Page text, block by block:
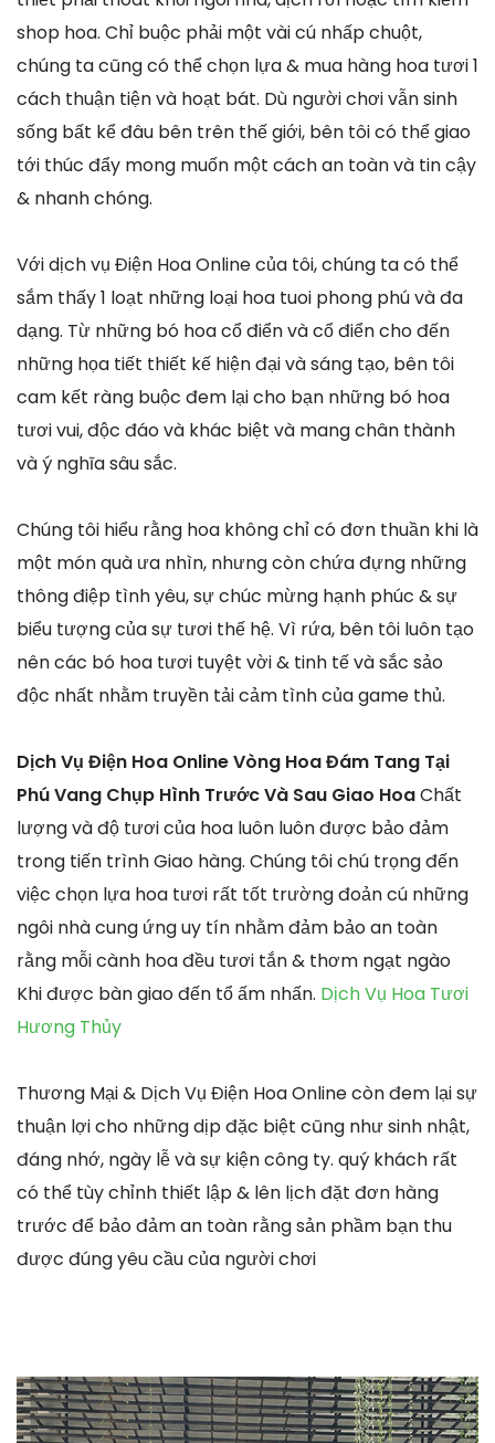
shop hoa. Chỉ buộc phải một vài cú nhấp chuột,
chúng ta cũng có thể chọn lựa & mua hàng hoa tươi 1
cách thuận tiện và hoạt bát. Dù người chơi vẫn sinh
sống bất kể đâu bên trên thế giới, bên tôi có thể giao
tới thúc đẩy mong muốn một cách an toàn và tin cậy
& nhanh chóng.
Với dịch vụ Điện Hoa Online của tôi, chúng ta có thể
sắm thấy 1 loạt những loại hoa tuoi phong phú và đa
dạng. Từ những bó hoa cổ điển và cổ điển cho đến
những họa tiết thiết kế hiện đại và sáng tạo, bên tôi
cam kết ràng buộc đem lại cho bạn những bó hoa
tươi vui, độc đáo và khác biệt và mang chân thành
và ý nghĩa sâu sắc.
Chúng tôi hiểu rằng hoa không chỉ có đơn thuần khi là
một món quà ưa nhìn, nhưng còn chứa đựng những
thông điệp tình yêu, sự chúc mừng hạnh phúc & sự
biểu tượng của sự tươi thế hệ. Vì rứa, bên tôi luôn tạo
nên các bó hoa tươi tuyệt vời & tinh tế và sắc sảo
độc nhất nhằm truyền tải cảm tình của game thủ.
Dịch Vụ Điện Hoa Online Vòng Hoa Đám Tang Tại
Phú Vang Chụp Hình Trước Và Sau Giao HoaChất
lượng và độ tươi của hoa luôn luôn được bảo đảm
trong tiến trình Giao hàng. Chúng tôi chú trọng đến
việc chọn lựa hoa tươi rất tốt trường đoản cú những
ngôi nhà cung ứng uy tín nhằm đảm bảo an toàn
rằng mỗi cành hoa đều tươi tắn & thơm ngạt ngào
Khi được bàn giao đến tổ ấm nhấn. Dịch Vụ Hoa Tươi
Hương Thủy
Thương Mại & Dịch Vụ Điện Hoa Online còn đem lại sự
thuận lợi cho những dịp đặc biệt cũng như sinh nhật,
đáng nhớ, ngày lễ và sự kiện công ty. quý khách rất
có thể tùy chỉnh thiết lập & lên lịch đặt đơn hàng
trước để bảo đảm an toàn rằng sản phầm bạn thu
được đúng yêu cầu của người chơi